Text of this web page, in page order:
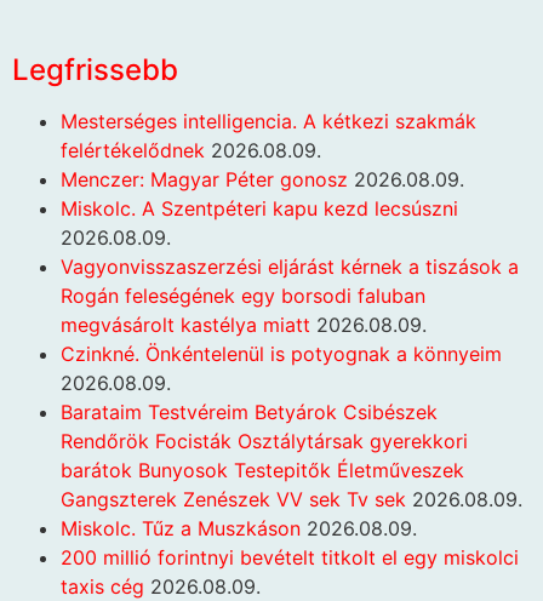
Legfrissebb
Mesterséges intelligencia. A kétkezi szakmák
felértékelődnek 2026.08.09.
Menczer: Magyar Péter gonosz 2026.08.09.
Miskolc. A Szentpéteri kapu kezd lecsúszni
2026.08.09.
Vagyonvisszaszerzési eljárást kérnek a tiszások a
Rogán feleségének egy borsodi faluban
megvásárolt kastélya miatt 2026.08.09.
Czinkné. Önkéntelenül is potyognak a könnyeim
2026.08.09.
Barataim Testvéreim Betyárok Csibészek
Rendőrök Focisták Osztálytársak gyerekkori
barátok Bunyosok Testepitők Életműveszek
Gangszterek Zenészek VV sek Tv sek 2026.08.09.
Miskolc. Tűz a Muszkáson 2026.08.09.
200 millió forintnyi bevételt titkolt el egy miskolci
taxis cég 2026.08.09.